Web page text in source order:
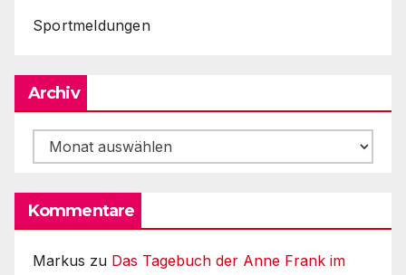
Sportmeldungen
Archiv
Archiv
Kommentare
Markus zu Das Tagebuch der Anne Frank im